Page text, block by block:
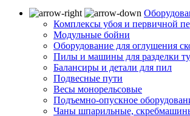
Комплексы убоя и первичной
Модульные бойни
Оборудование для оглушения
Пилы и машины для разделки
Балансиры и детали для пил
Подвесные пути
Весы монорельсовые
Подъемно-опускное
Чаны шпарильные,